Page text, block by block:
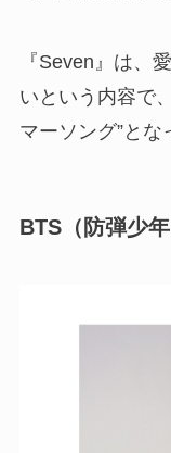
『Seven』は、
いという内容で
マーソング”とな
BTS（防弾少